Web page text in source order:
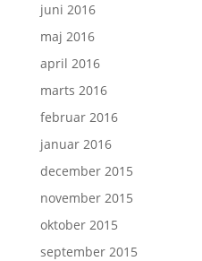
juni 2016
maj 2016
april 2016
marts 2016
februar 2016
januar 2016
december 2015
november 2015
oktober 2015
september 2015